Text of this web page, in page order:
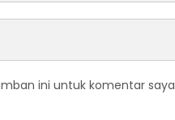
ini untuk komentar saya